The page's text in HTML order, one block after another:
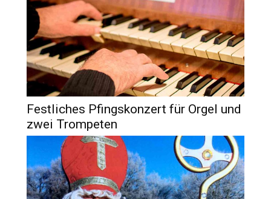
Festliches Pfingskonzert für Orgel und
zwei Trompeten